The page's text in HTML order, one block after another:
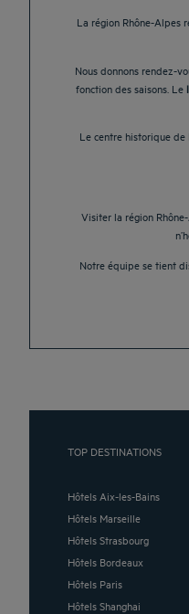
La région Rhône-Alpes
Nous donnons rendez-
fonction des saisons. Le
Le centre historique de
Visiter la région
Notre équipe se tient
TOP DESTINATIONS
Hôtels Aix-les-Bains
Hôtels Marseille
Hôtels Strasbourg
Hôtels Bordeaux
Hôtels Paris
Hôtels Shanghai